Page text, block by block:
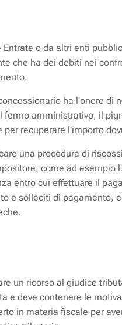
o da altri enti
che ha dei debiti nei
ha l'onere di
amministrativo, il
recuperare l'importo
una procedura di
come ad esempio
entro cui effettuare il
e solleciti di pagamento,
un ricorso al giudice
e deve contenere le
in materia fiscale per